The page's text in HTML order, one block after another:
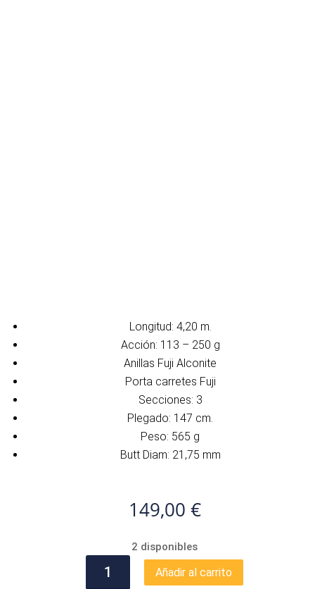
Longitud: 4,20 m.
Acción: 113 – 250 g
Anillas Fuji Alconite
Porta carretes Fuji
Secciones: 3
Plegado: 147 cm.
Peso: 565 g
Butt Diam: 21,75 mm
149,00 €
2 disponibles
POWER
Añadir al carrito